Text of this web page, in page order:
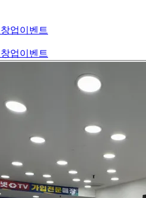
창업이벤트
창업이벤트